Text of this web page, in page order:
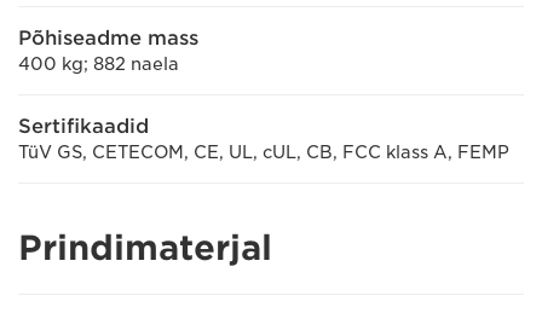
Põhiseadme mass
400 kg; 882 naela
Sertifikaadid
TüV GS, CETECOM, CE, UL, cUL, CB, FCC klass A, FEMP
Prindimaterjal